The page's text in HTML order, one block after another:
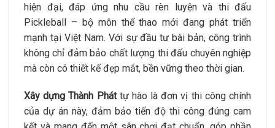
hiện đại, đáp ứng nhu cầu rèn luyện và thi đấu
Pickleball – bộ môn thể thao mới đang phát triển
mạnh tại Việt Nam. Với sự đầu tư bài bản, công trình
không chỉ đảm bảo chất lượng thi đấu chuyên nghiệp
mà còn có thiết kế đẹp mắt, bền vững theo thời gian.
Xây dựng Thành Phát tự hào là đơn vị thi công chính
của dự án này, đảm bảo tiến độ thi công đúng cam